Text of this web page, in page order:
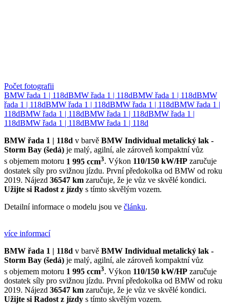
Počet fotografii
BMW řada 1 | 118dBMW řada 1 | 118dBMW řada 1 | 118dBMW
řada 1 | 118dBMW řada 1 | 118dBMW řada 1 | 118dBMW řada 1 |
118dBMW řada 1 | 118dBMW řada 1 | 118dBMW řada 1 |
118dBMW řada 1 | 118dBMW řada 1 | 118d
BMW řada 1 | 118d v barvě BMW Individual metalický lak -
Storm Bay (šedá) je malý, agilní, ale zároveň kompaktní vůz
s objemem motoru 1 995 ccm3. Výkon 110/150 kW/HP zaručuje
dostatek síly pro svižnou jízdu. První předokolka od BMW od roku
2019. Nájezd 36547 km zaručuje, že je vůz ve skvělé kondici.
Užijte si Radost z jízdy s tímto skvělým vozem.
Detailní informace o modelu jsou ve článku.
více informací
BMW řada 1 | 118d v barvě BMW Individual metalický lak -
Storm Bay (šedá) je malý, agilní, ale zároveň kompaktní vůz
s objemem motoru 1 995 ccm3. Výkon 110/150 kW/HP zaručuje
dostatek síly pro svižnou jízdu. První předokolka od BMW od roku
2019. Nájezd 36547 km zaručuje, že je vůz ve skvělé kondici.
Užijte si Radost z jízdy s tímto skvělým vozem.